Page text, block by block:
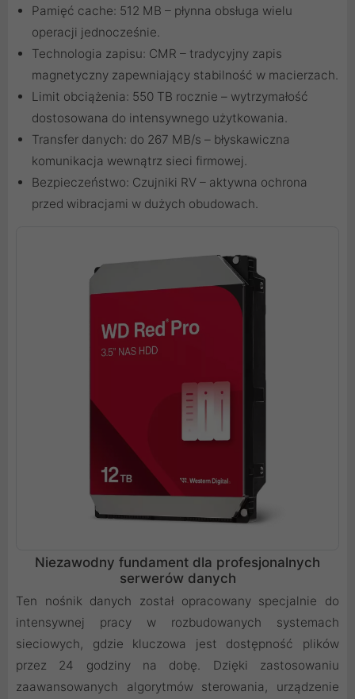
Pamięć cache: 512 MB – płynna obsługa wielu
operacji jednocześnie.
Technologia zapisu: CMR – tradycyjny zapis
magnetyczny zapewniający stabilność w macierzach.
Limit obciążenia: 550 TB rocznie – wytrzymałość
dostosowana do intensywnego użytkowania.
Transfer danych: do 267 MB/s – błyskawiczna
komunikacja wewnątrz sieci firmowej.
Bezpieczeństwo: Czujniki RV – aktywna ochrona
przed wibracjami w dużych obudowach.
Niezawodny fundament dla profesjonalnych
serwerów danych
Ten nośnik danych został opracowany specjalnie do
intensywnej pracy w rozbudowanych systemach
sieciowych, gdzie kluczowa jest dostępność plików
przez 24 godziny na dobę. Dzięki zastosowaniu
zaawansowanych algorytmów sterowania, urządzenie